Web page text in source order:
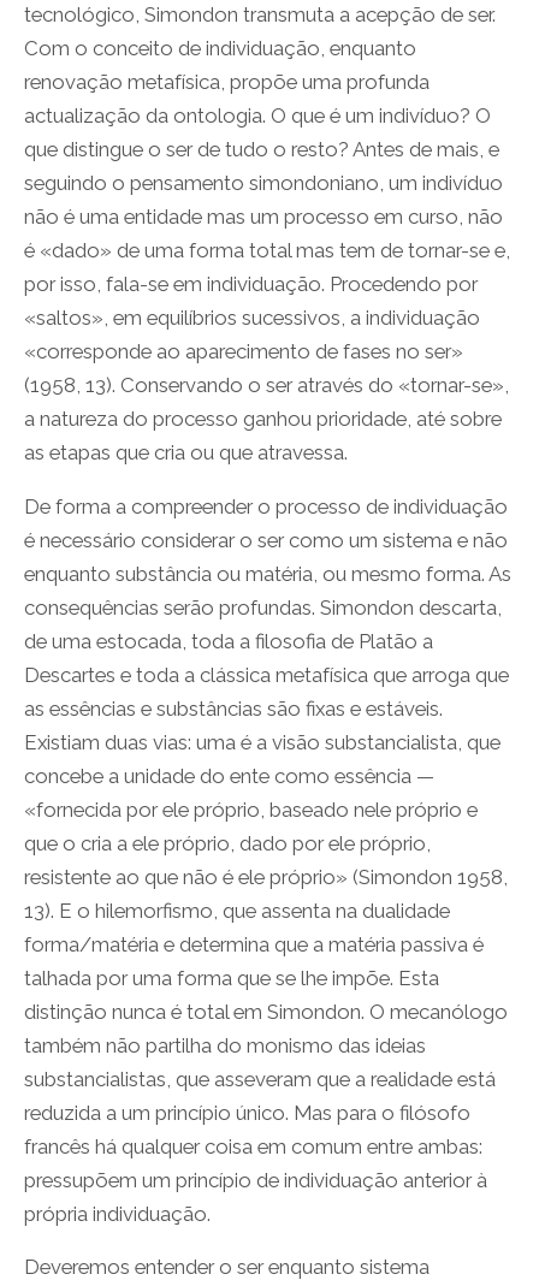
tecnológico, Simondon transmuta a acepção de ser.
Com o conceito de individuação, enquanto
renovação metafísica, propõe uma profunda
actualização da ontologia. O que é um indivíduo? O
que distingue o ser de tudo o resto? Antes de mais, e
seguindo o pensamento simondoniano, um indivíduo
não é uma entidade mas um processo em curso, não
é «dado» de uma forma total mas tem de tornar-se e,
por isso, fala-se em individuação. Procedendo por
«saltos», em equilíbrios sucessivos, a individuação
«corresponde ao aparecimento de fases no ser»
(1958, 13). Conservando o ser através do «tornar-se»,
a natureza do processo ganhou prioridade, até sobre
as etapas que cria ou que atravessa.
De forma a compreender o processo de individuação
é necessário considerar o ser como um sistema e não
enquanto substância ou matéria, ou mesmo forma. As
consequências serão profundas. Simondon descarta,
de uma estocada, toda a filosofia de Platão a
Descartes e toda a clássica metafísica que arroga que
as essências e substâncias são fixas e estáveis.
Existiam duas vias: uma é a visão substancialista, que
concebe a unidade do ente como essência —
«fornecida por ele próprio, baseado nele próprio e
que o cria a ele próprio, dado por ele próprio,
resistente ao que não é ele próprio» (Simondon 1958,
13). E o hilemorfismo, que assenta na dualidade
forma/matéria e determina que a matéria passiva é
talhada por uma forma que se lhe impõe. Esta
distinção nunca é total em Simondon. O mecanólogo
também não partilha do monismo das ideias
substancialistas, que asseveram que a realidade está
reduzida a um princípio único. Mas para o filósofo
francês há qualquer coisa em comum entre ambas:
pressupõem um princípio de individuação anterior à
própria individuação.
Deveremos entender o ser enquanto sistema